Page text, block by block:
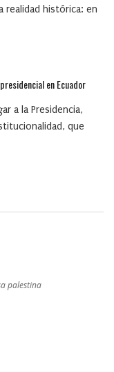
realidad histórica: en
en Ecuador
a la Presidencia,
que
palestina